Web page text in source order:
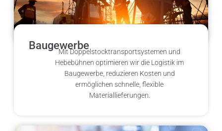
BaugewerbeMit Doppelstocktransportsystemen und
Hebebühnen optimieren wir die Logistik im
Baugewerbe, reduzieren Kosten und
ermöglichen schnelle, flexible
Materiallieferungen.